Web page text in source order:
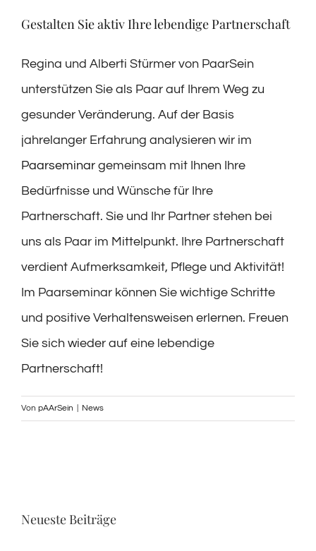
Gestalten Sie aktiv Ihre lebendige Partnerschaft
Regina und Alberti Stürmer von PaarSein
unterstützen Sie als Paar auf Ihrem Weg zu
gesunder Veränderung. Auf der Basis
jahrelanger Erfahrung analysieren wir im
Paarseminar gemeinsam mit Ihnen Ihre
Bedürfnisse und Wünsche für Ihre
Partnerschaft. Sie und Ihr Partner stehen bei
uns als Paar im Mittelpunkt. Ihre Partnerschaft
verdient Aufmerksamkeit, Pflege und Aktivität!
Im Paarseminar können Sie wichtige Schritte
und positive Verhaltensweisen erlernen. Freuen
Sie sich wieder auf eine lebendige
Partnerschaft!
Von pAArSein News
Neueste Beiträge